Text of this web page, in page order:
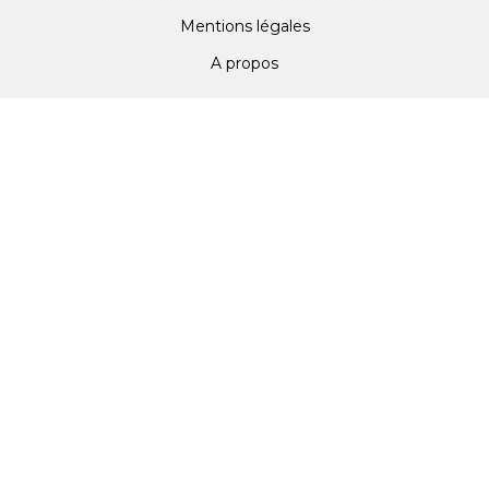
Mentions légales
A propos